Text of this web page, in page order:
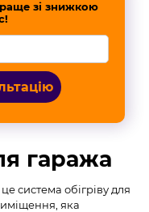
зі знижкою
гаража
система обігріву для
яка